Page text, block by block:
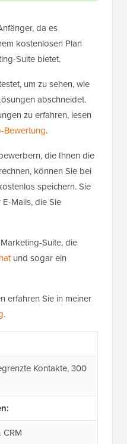
da es
kostenlosen Plan
Suite bietet.
um zu sehen, wie
abschneidet.
zu erfahren, lesen
Bewertung.
die Ihnen die
können Sie bei
speichern. Sie
Mails, die Sie
Suite, die
und sogar ein
erfahren Sie in meiner
.
Kontakte, 300